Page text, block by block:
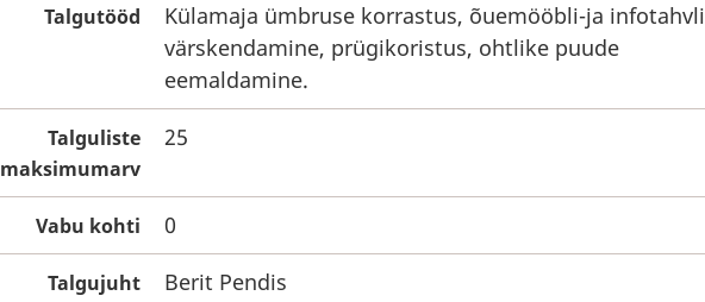
Talgutööd
Külamaja ümbruse korrastus, õuemööbli-ja infotahvli
värskendamine, prügikoristus, ohtlike puude
eemaldamine.
Talguliste
maksimumarv
25
Vabu kohti 0
Talgujuht Berit Pendis